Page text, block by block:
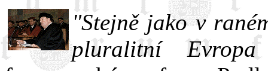
"Stejně jako v
pluralitní Evropa